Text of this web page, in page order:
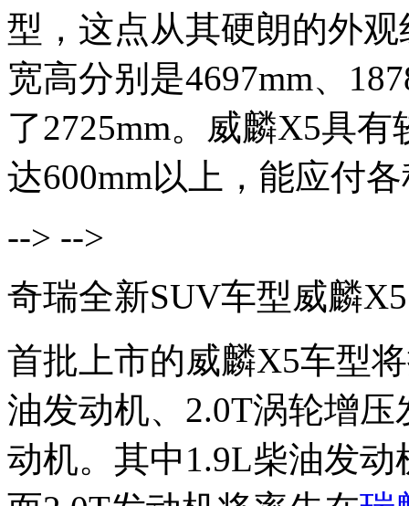
型，这点从其硬朗的外
宽高分别是4697mm、
了2725mm。威麟X5具
达600mm以上，能应付
--> -->
奇瑞全新SUV车型威麟X5
首批上市的威麟X5车型
油发动机、2.0T涡轮增
动机。其中1.9L柴油发